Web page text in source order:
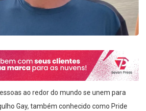
ao redor do mundo se unem para
Gay, também conhecido como Pride